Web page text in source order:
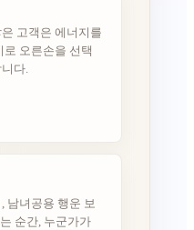
고객은 에너지를
오른손을 선택
다.
남녀공용 행운 보
순간, 누군가가